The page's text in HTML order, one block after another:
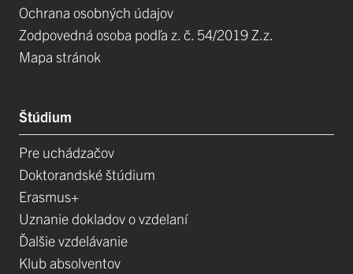
Ochrana osobných údajov
Zodpovedná osoba podľa z. č. 54/2019 Z.z.
Mapa stránok
Štúdium
Pre uchádzačov
Doktorandské štúdium
Erasmus+
Uznanie dokladov o vzdelaní
Ďalšie vzdelávanie
Klub absolventov